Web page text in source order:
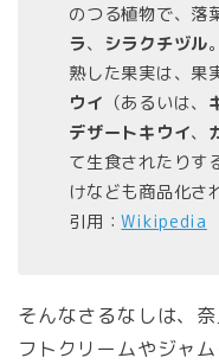
のつる植物で、落
ラ、 シラクチヅル
熟した果実は、果
ウイ （あるいは、
デザートキウイ、
て生食されたりす
けなども商品化さ
引用：Wikipedia
そんなさるなしは、
フトクリームやジャ